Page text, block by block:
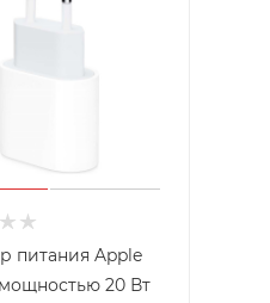
питания Apple
мощностью 20 Вт